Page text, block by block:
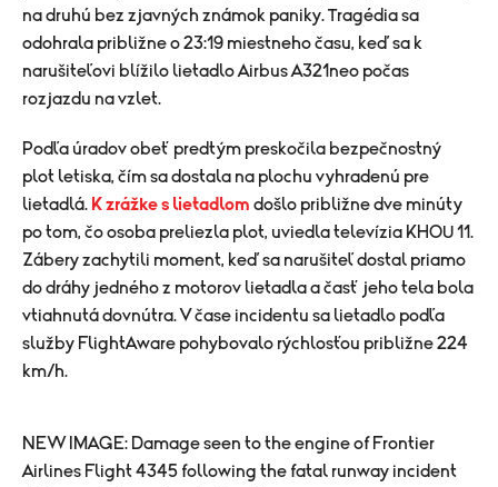
na druhú bez zjavných známok paniky. Tragédia sa
odohrala približne o 23:19 miestneho času, keď sa k
narušiteľovi blížilo lietadlo Airbus A321neo počas
rozjazdu na vzlet.
Podľa úradov obeť predtým preskočila bezpečnostný
plot letiska, čím sa dostala na plochu vyhradenú pre
lietadlá. K zrážke s lietadlom došlo približne dve minúty
po tom, čo osoba preliezla plot, uviedla televízia KHOU 11.
Zábery zachytili moment, keď sa narušiteľ dostal priamo
do dráhy jedného z motorov lietadla a časť jeho tela bola
vtiahnutá dovnútra. V čase incidentu sa lietadlo podľa
služby FlightAware pohybovalo rýchlosťou približne 224
km/h.
NEW IMAGE: Damage seen to the engine of Frontier
Airlines Flight 4345 following the fatal runway incident